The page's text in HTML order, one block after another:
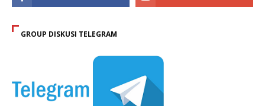
GROUP DISKUSI TELEGRAM